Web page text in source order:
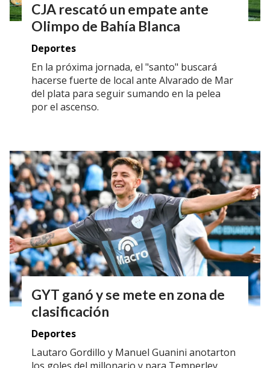
CJA rescató un empate ante
Olimpo de Bahía Blanca
Deportes
En la próxima jornada, el "santo" buscará
hacerse fuerte de local ante Alvarado de Mar
del plata para seguir sumando en la pelea
por el ascenso.
GYT ganó y se mete en zona de
clasificación
Deportes
Lautaro Gordillo y Manuel Guanini anotarton